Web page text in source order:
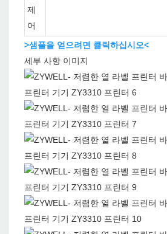
제
어
>샘플을 얻으려면 클릭하십시오<
세부 사항 이미지